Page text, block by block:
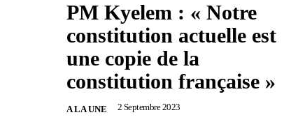
PM Kyelem : « Notre
constitution actuelle est
une copie de la
constitution française »
A LA UNE 2 Septembre 2023